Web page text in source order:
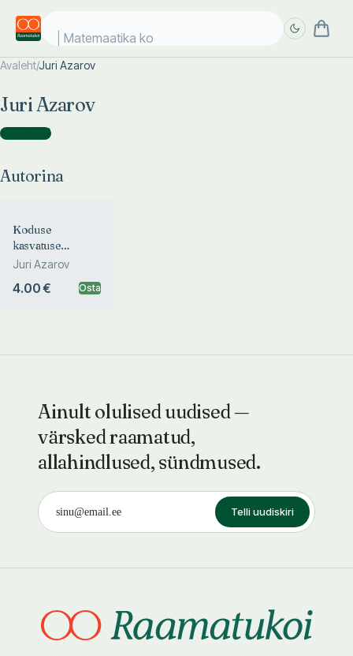
Matemaatika kos
Avaleht/Juri Azarov
Juri Azarov
Autorina )
Autorina
Koduse
kasvatuse
pedagoogika
Juri Azarov
4.00 € Osta
Ainult olulised uudised —
värsked raamatud,
allahindlused, sündmused.
Telli uudiskiri